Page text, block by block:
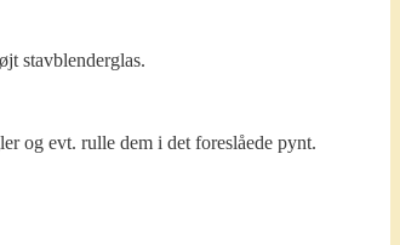
stavblenderglas.
og evt. rulle dem i det foreslåede pynt.